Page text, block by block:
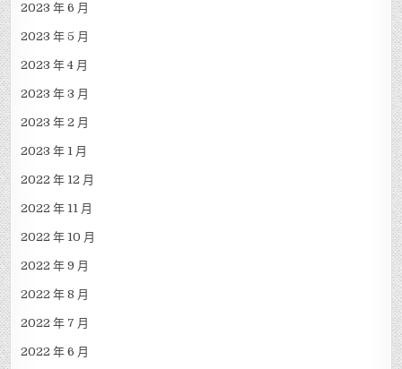
2023 年 6 月
2023 年 5 月
2023 年 4 月
2023 年 3 月
2023 年 2 月
2023 年 1 月
2022 年 12 月
2022 年 11 月
2022 年 10 月
2022 年 9 月
2022 年 8 月
2022 年 7 月
2022 年 6 月